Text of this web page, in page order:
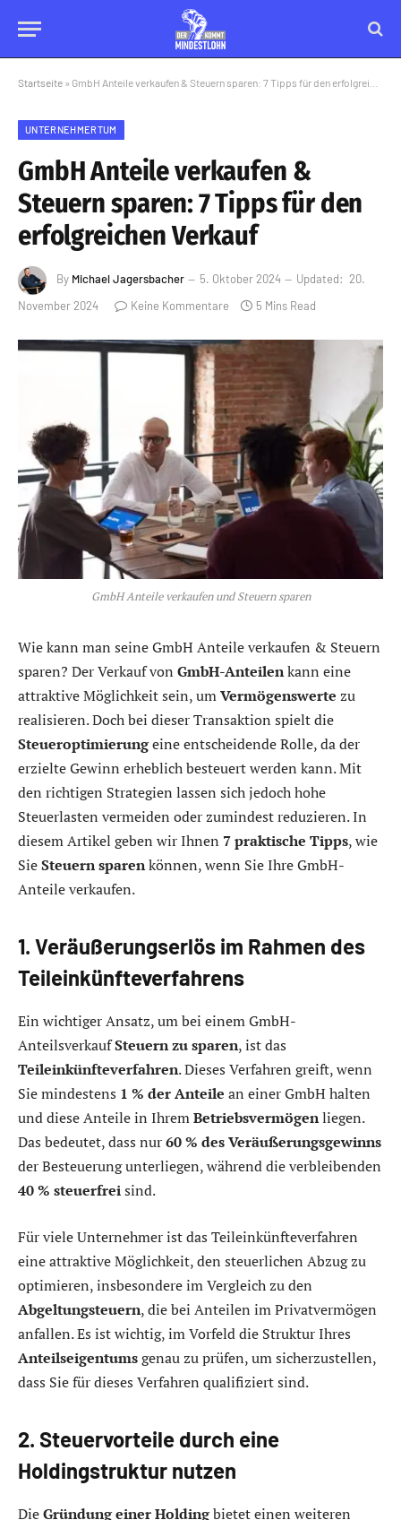
Startseite » GmbH Anteile verkaufen & Steuern sparen: 7 Tipps für den erfolgreichen Verkauf
UNTERNEHMERTUM
GmbH Anteile verkaufen &
Steuern sparen: 7 Tipps für den
erfolgreichen Verkauf
By Michael Jagersbacher 5. Oktober 2024 Updated: 20.
November 2024
Keine Kommentare 5 Mins Read
GmbH Anteile verkaufen und Steuern sparen
Wie kann man seine GmbH Anteile verkaufen & Steuern
sparen? Der Verkauf von GmbH-Anteilenkann eine
attraktive Möglichkeit sein, umVermögenswerte zu
realisieren. Doch bei dieser Transaktion spielt die
Steueroptimierungeine entscheidende Rolle, da der
erzielte Gewinn erheblich besteuert werden kann. Mit
den richtigen Strategien lassen sich jedoch hohe
Steuerlasten vermeiden oder zumindest reduzieren. In
diesem Artikel geben wir Ihnen 7 praktische Tipps, wie
SieSteuern sparenkönnen, wenn Sie Ihre GmbH-
Anteile verkaufen.
1. Veräußerungserlös im Rahmen des
Teileinkünfteverfahrens
Ein wichtiger Ansatz, um bei einem GmbH-
AnteilsverkaufSteuern zu sparen, ist das
Teileinkünfteverfahren. Dieses Verfahren greift, wenn
Sie mindestens 1 % der Anteile an einer GmbH halten
und diese Anteile in IhremBetriebsvermögenliegen.
Das bedeutet, dass nur60 % des Veräußerungsgewinns
der Besteuerung unterliegen, während die verbleibenden
40 % steuerfreisind.
Für viele Unternehmer ist das Teileinkünfteverfahren
eine attraktive Möglichkeit, den steuerlichen Abzug zu
optimieren, insbesondere im Vergleich zu den
Abgeltungsteuern, die bei Anteilen im Privatvermögen
anfallen. Es ist wichtig, im Vorfeld die Struktur Ihres
Anteilseigentumsgenau zu prüfen, um sicherzustellen,
dass Sie für dieses Verfahren qualifiziert sind.
2. Steuervorteile durch eine
Holdingstruktur nutzen
DieGründung einer Holdingbietet einen weiteren